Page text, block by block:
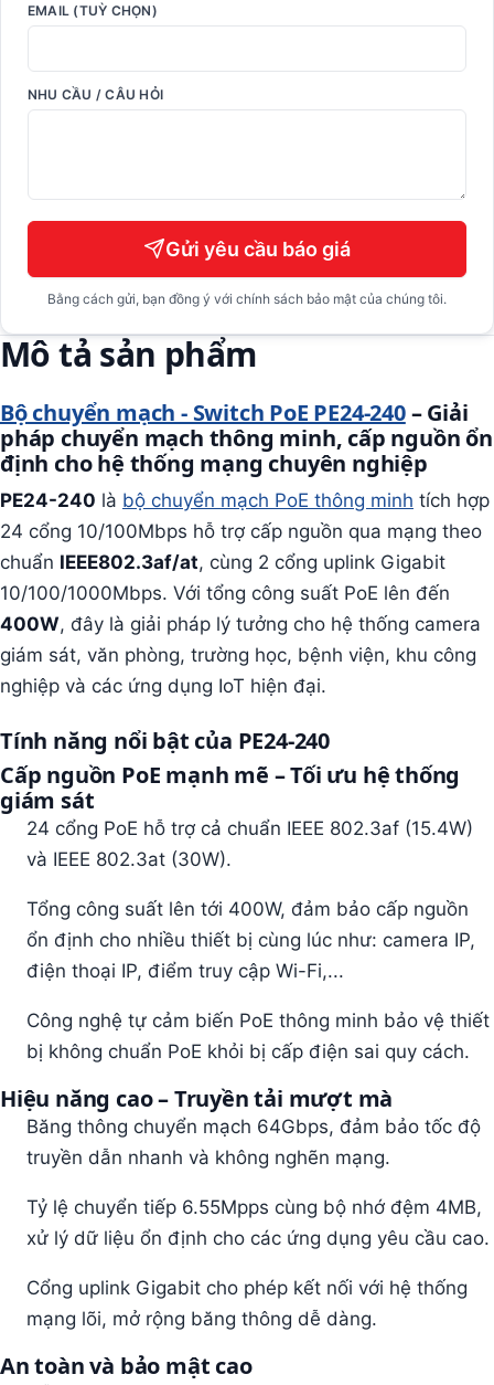
EMAIL (TUỲ CHỌN)
NHU CẦU / CÂU HỎI
Gửi yêu cầu báo giá
Bằng cách gửi, bạn đồng ý với chính sách bảo mật của chúng tôi.
Mô tả sản phẩm
Bộ chuyển mạch - Switch PoE PE24-240– Giải
pháp chuyển mạch thông minh, cấp nguồn ổn
định cho hệ thống mạng chuyên nghiệp
PE24-240 là bộ chuyển mạch PoE thông minh tích hợp
24 cổng 10/100Mbps hỗ trợ cấp nguồn qua mạng theo
chuẩn IEEE802.3af/at, cùng 2 cổng uplink Gigabit
10/100/1000Mbps. Với tổng công suất PoE lên đến
400W, đây là giải pháp lý tưởng cho hệ thống camera
giám sát, văn phòng, trường học, bệnh viện, khu công
nghiệp và các ứng dụng IoT hiện đại.
Tính năng nổi bật của PE24-240
Cấp nguồn PoE mạnh mẽ – Tối ưu hệ thống
giám sát
24 cổng PoE hỗ trợ cả chuẩn IEEE 802.3af (15.4W)
và IEEE 802.3at (30W).
Tổng công suất lên tới 400W, đảm bảo cấp nguồn
ổn định cho nhiều thiết bị cùng lúc như: camera IP,
điện thoại IP, điểm truy cập Wi-Fi,...
Công nghệ tự cảm biến PoE thông minh bảo vệ thiết
bị không chuẩn PoE khỏi bị cấp điện sai quy cách.
Hiệu năng cao – Truyền tải mượt mà
Băng thông chuyển mạch 64Gbps, đảm bảo tốc độ
truyền dẫn nhanh và không nghẽn mạng.
Tỷ lệ chuyển tiếp 6.55Mpps cùng bộ nhớ đệm 4MB,
xử lý dữ liệu ổn định cho các ứng dụng yêu cầu cao.
Cổng uplink Gigabit cho phép kết nối với hệ thống
mạng lõi, mở rộng băng thông dễ dàng.
An toàn và bảo mật cao